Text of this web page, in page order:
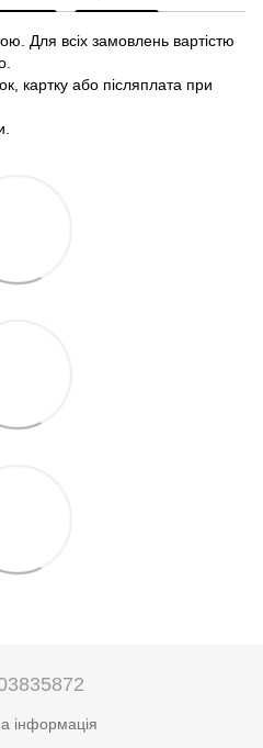
Для всіх замовлень вартістю
картку або післяплата при
інформація